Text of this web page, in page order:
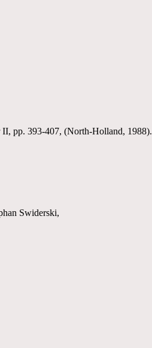
pp. 393-407, (North-Holland, 1988).
Swiderski,